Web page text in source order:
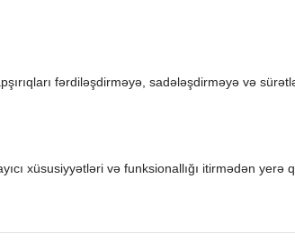
fərdiləşdirməyə, sadələşdirməyə və
xüsusiyyətləri və funksionallığı itirmədən yerə